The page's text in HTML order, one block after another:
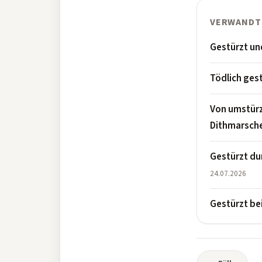
Gestürzt
Tödlich
Von
Gestürzt
24.07.2026
Gestürzt